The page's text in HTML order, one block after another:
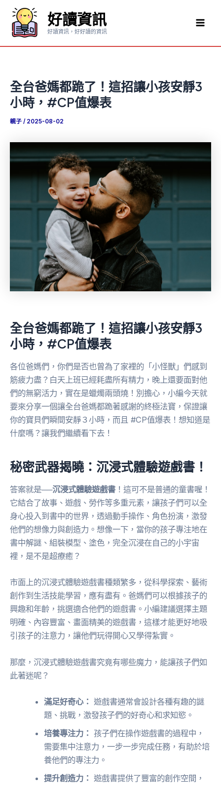
要
好讀資訊
好讀資訊，好好讀的資訊
全台爸媽都跪了！這招讓小孩安靜3
小時，#CP值爆表
親子 / 2025-08-02
全台爸媽都跪了！這招讓小孩安靜3
小時，#CP值爆表
各位爸媽們，你們是否也曾為了家裡的「小怪獸」們感到
筋疲力盡？白天上班已經耗盡所有精力，晚上還要面對他
們的無窮活力，實在是蠟燭兩頭燒！別擔心，小編今天就
要來分享一個讓全台爸媽都跪著感謝的終極法寶，保證讓
你的寶貝們瞬間安靜３小時，而且 #CP值爆表！想知道是
什麼嗎？讓我們繼續看下去！
秘密武器揭曉：沉浸式體驗遊戲書！
答案就是──沉浸式體驗遊戲書 ！這可不是普通的童書喔！
它結合了故事、遊戲、勞作等多重元素，讓孩子們可以全
身心投入到書中的世界，透過動手操作、角色扮演，激發
他們的想像力與創造力。想像一下，當你的孩子專注地在
書中解謎、組裝模型、塗色，完全沉浸在自己的小宇宙
裡，是不是超療癒？
市面上的沉浸式體驗遊戲書種類繁多，從科學探索、藝術
創作到生活技能學習，應有盡有。爸媽們可以根據孩子的
興趣和年齡，挑選適合他們的遊戲書。小編建議選擇主題
明確、內容豐富、畫面精美的遊戲書，這樣才能更好地吸
引孩子的注意力，讓他們玩得開心又學得紮實。
那麼，沉浸式體驗遊戲書究竟有哪些魔力，能讓孩子們如
此著迷呢？
滿足好奇心： 遊戲書通常會設計各種有趣的謎
題、挑戰，激發孩子們的好奇心和求知慾。
培養專注力： 孩子們在操作遊戲書的過程中，
需要集中注意力，一步一步完成任務，有助於培
養他們的專注力。
提升創造力： 遊戲書提供了豐富的創作空間，